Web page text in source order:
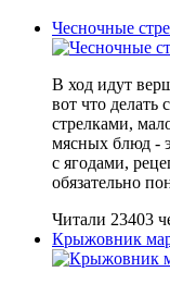
Чесночные
В ход идут
вот что
стрелками,
мясных блюд -
с ягодами,
обязательно
Читали 23403
Крыжовник